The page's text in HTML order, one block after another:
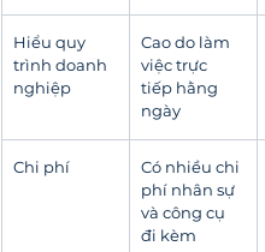
Hiểu quy
trình doanh
nghiệp
Cao do làm
việc trực
tiếp hằng
ngày
Chi phí
Có nhiều chi
phí nhân sự
và công cụ
đi kèm